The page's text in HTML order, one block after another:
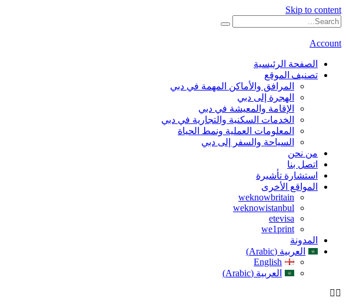
Skip to content
Account
الصفحة الرئيسية
تصنيف الموقع
المرافق والأماكن المهمة في دبي
الهجرة إلى دبي
الإقامة والمعيشة في دبي
الخدمات السكنية والتجارية في دبي
المعلومات العملية ونمط الحياة
السياحة والسفر إلى دبي
من نحن
اتصل بنا
استشارة تأشيرة
المواقع الأخرى
weknowbritain
weknowistanbul
etevisa
we1print
المدونة
العربية (Arabic)
English
العربية (Arabic)